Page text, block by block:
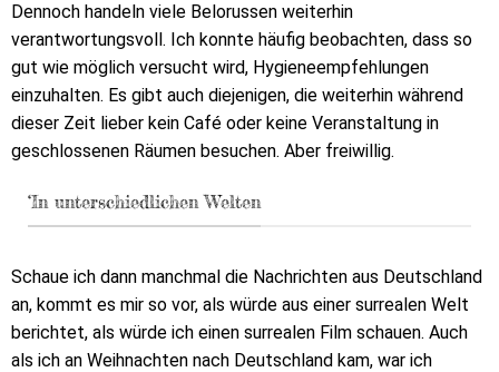
Dennoch handeln viele Belorussen weiterhin
verantwortungsvoll. Ich konnte häufig beobachten, dass so
gut wie möglich versucht wird, Hygieneempfehlungen
einzuhalten. Es gibt auch diejenigen, die weiterhin während
dieser Zeit lieber kein Café oder keine Veranstaltung in
geschlossenen Räumen besuchen. Aber freiwillig.
‘In unterschiedlichen Welten
Schaue ich dann manchmal die Nachrichten aus Deutschland
an, kommt es mir so vor, als würde aus einer surrealen Welt
berichtet, als würde ich einen surrealen Film schauen. Auch
als ich an Weihnachten nach Deutschland kam, war ich